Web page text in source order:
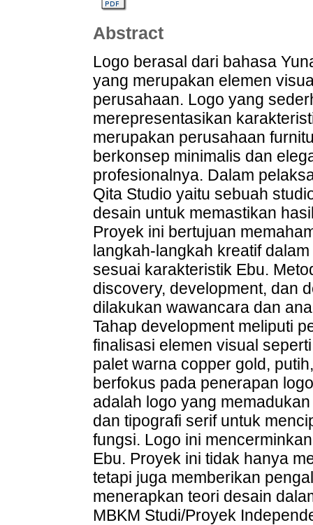
Abstract
Logo berasal dari bahasa
yang merupakan elemen
perusahaan. Logo yang
merepresentasikan
merupakan perusahaan
berkonsep minimalis dan
profesionalnya. Dalam
Qita Studio yaitu sebuah
desain untuk memastikan
Proyek ini bertujuan
langkah-langkah kreatif
sesuai karakteristik Ebu.
discovery, development, dan
dilakukan wawancara dan
Tahap development meliputi
finalisasi elemen visual
palet warna copper gold,
berfokus pada penerapan
adalah logo yang
dan tipografi serif untuk
fungsi. Logo ini
Ebu. Proyek ini tidak hanya
tetapi juga memberikan
menerapkan teori desain
MBKM Studi/Proyek